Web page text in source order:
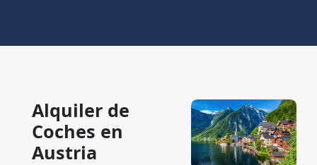
Alquiler de
Coches en
Austria